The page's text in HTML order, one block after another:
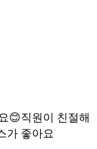
😊직원이 친절해
가 좋아요